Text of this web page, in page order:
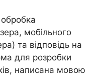
мобільного
та відповідь на
для розробки
написана мовою